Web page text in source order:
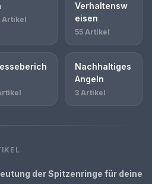
Artikel
Verhaltensw
eisen
55 Artikel
Nachhaltiges
Angeln
3 Artikel
der Spitzenringe für deine